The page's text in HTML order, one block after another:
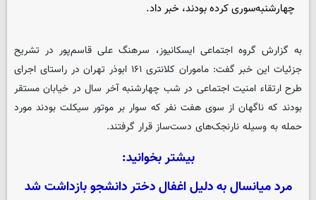
چهارشنبه‌سوری کرده بودند، خبر داد.
به گزارش گروه اجتماعیایسکانیوز، سرهنگ علی قاسم‌پور در تشریح
جزئیات این خبر گفت: ماموران کلانتری ۱۶۱ ابوذر تهران در راستای اجرای
طرح ارتقاء امنیت اجتماعی در شب چهارشنبه آخر سال در خیابان مستقر
بودند که ناگهان از سوی هفت نفر که سوار بر موتور سیکلت بودند مورد
حمله به وسیله نارنجک‌های دست‌ساز قرار گرفتند.
بیشتر بخوانید:
مرد میانسال به دلیل اغفال دختر دانشجو بازداشت شد